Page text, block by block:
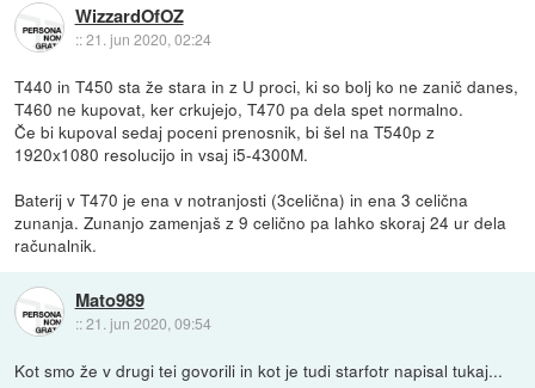
WizzardOfOZ
::21. jun 2020, 02:24
T440 in T450 sta že stara in z U proci, ki so bolj ko ne zanič danes,
T460 ne kupovat, ker crkujejo, T470 pa dela spet normalno.
Če bi kupoval sedaj poceni prenosnik, bi šel na T540p z
1920x1080 resolucijo in vsaj i5-4300M.
Baterij v T470 je ena v notranjosti (3celična) in ena 3 celična
zunanja. Zunanjo zamenjaš z 9 celično pa lahko skoraj 24 ur dela
računalnik.
Mato989
::21. jun 2020, 09:54
Kot smo že v drugi tei govorili in kot je tudi starfotr napisal tukaj...